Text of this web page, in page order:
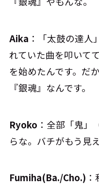
Aika ：「太鼓の達
れていた曲を叩いて
を始めたんです。だ
『銀魂』なんです。
Ryoko ：全部「鬼」
らな。バチがもう見
Fumiha(Ba./Cho.)